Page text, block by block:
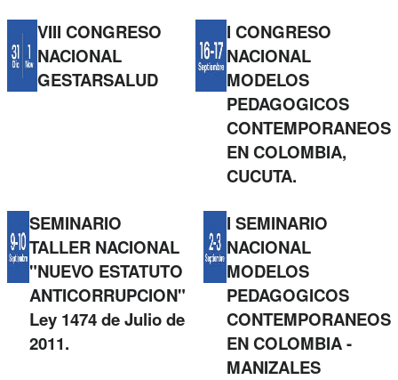
VIII CONGRESO
NACIONAL
GESTARSALUD
I CONGRESO
NACIONAL
MODELOS
PEDAGOGICOS
CONTEMPORANEOS
EN COLOMBIA,
CUCUTA.
SEMINARIO
TALLER NACIONAL
"NUEVO ESTATUTO
ANTICORRUPCION"
Ley 1474 de Julio de
2011.
I SEMINARIO
NACIONAL
MODELOS
PEDAGOGICOS
CONTEMPORANEOS
EN COLOMBIA -
MANIZALES